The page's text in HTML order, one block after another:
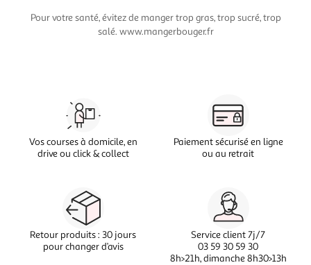
Pour votre santé, évitez de manger trop gras, trop sucré, trop
salé. www.mangerbouger.fr
Vos courses à domicile, en
drive ou click & collect
Paiement sécurisé en ligne
ou au retrait
Retour produits : 30 jours
pour changer d’avis
Service client 7j/7
03 59 30 59 30
8h>21h, dimanche 8h30>13h